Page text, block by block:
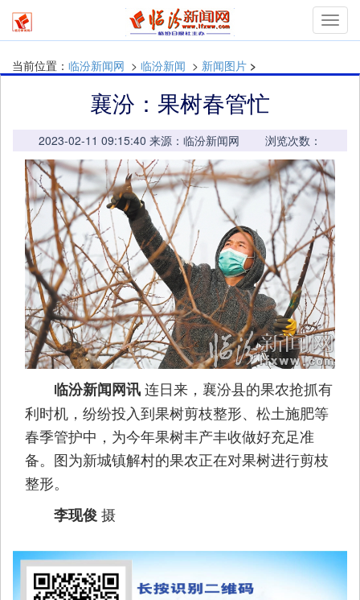
当前位置： 临汾新闻网 > 临汾新闻 > 新闻图片 >
襄汾：果树春管忙
2023-02-11 09:15:40 来源：临汾新闻网 浏览次数：
临汾新闻网讯连日来，襄汾县的果农抢抓有
利时机，纷纷投入到果树剪枝整形、松土施肥等
春季管护中，为今年果树丰产丰收做好充足准
备。图为新城镇解村的果农正在对果树进行剪枝
整形。
李现俊摄